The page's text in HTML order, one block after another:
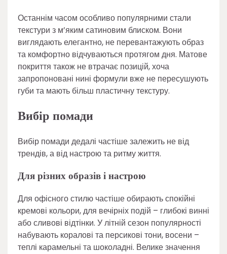
Останнім часом особливо популярними стали
текстури з м’яким сатиновим блиском. Вони
виглядають елегантно, не перевантажують образ
та комфортно відчуваються протягом дня. Матове
покриття також не втрачає позицій, хоча
запропоновані нині формули вже не пересушують
губи та мають більш пластичну текстуру.
Вибір помади
Вибір помади дедалі частіше залежить не від
трендів, а від настрою та ритму життя.
Для різних образів і настрою
Для офісного стилю частіше обирають спокійні
кремові кольори, для вечірніх подій – глибокі винні
або сливові відтінки. У літній сезон популярності
набувають коралові та персикові тони, восени –
теплі карамельні та шоколадні. Велике значення